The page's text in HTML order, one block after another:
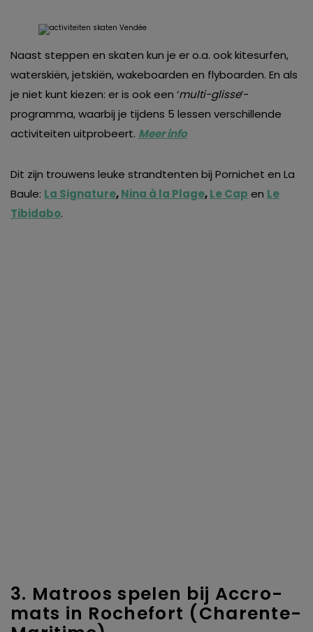
Naast steppen en skaten kun je er o.a. ook kitesurfen,
waterskiën, jetskiën, wakeboarden en flyboarden. En als
je niet kunt kiezen: er is ook een ‘multi-glisse’-
programma, waarbij je tijdens 5 lessen verschillende
activiteiten uitprobeert. Meer info
Dit zijn trouwens leuke strandtenten bij Pornichet en La
Baule: La Signature,Nina à la Plage,Le Cap en Le
Tibidabo.
3. Matroos spelen bij Accro-
mats in Rochefort (Charente-